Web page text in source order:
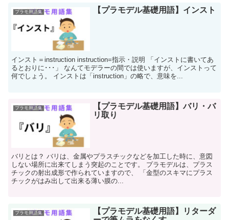
プラモ用語集 【プラモデル基礎用語】インスト
インスト＝instruction instruction=指示・説明 「インストに書いてあ
るとおりに･･･」 なんてモデラーの間では使いますが、インストって
何でしょう。 インストは「instruction」の略で、意味を...
プラモ用語集
【プラモデル基礎用語】バリ・バ
リ取り
バリとは？ バリは、金属やプラスチックなどを加工した時に、意図
しない場所に出来てしまう突起のことです。 プラモデルは、プラス
チックの射出成形で作られていますので、 「金型のスキマにプラス
チックがはみ出して出来る薄い膜の...
プラモ用語集
【プラモデル基礎用語】リターダ